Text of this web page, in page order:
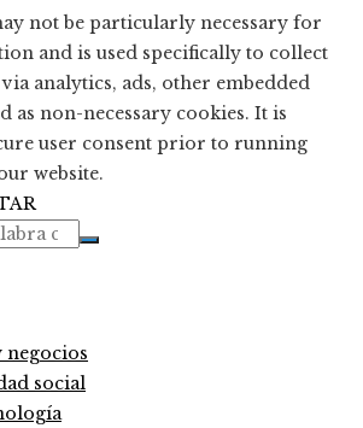
not be particularly necessary for
and is used specifically to collect
analytics, ads, other embedded
as non-necessary cookies. It is
user consent prior to running
website.
negocios
social